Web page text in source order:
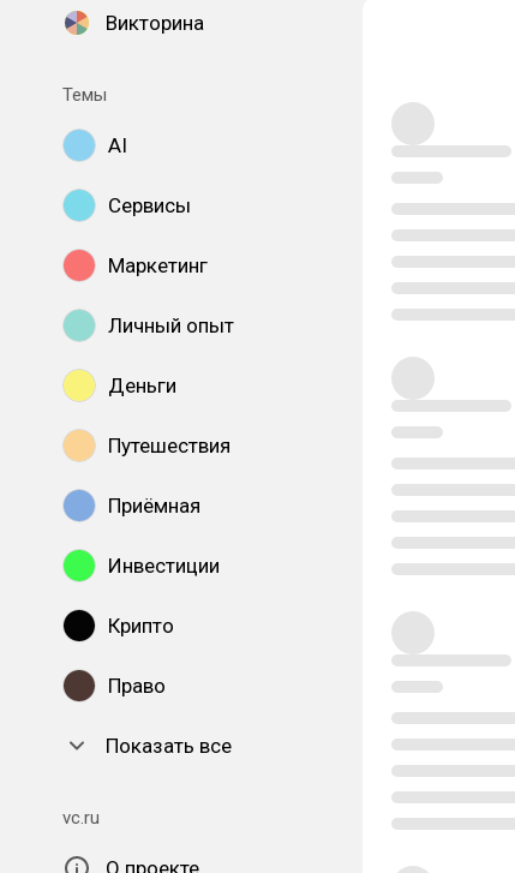
Викторина
Темы
AI
Сервисы
Маркетинг
Личный опыт
Деньги
Путешествия
Приёмная
Инвестиции
Крипто
Право
Показать все
vc.ru
О проекте